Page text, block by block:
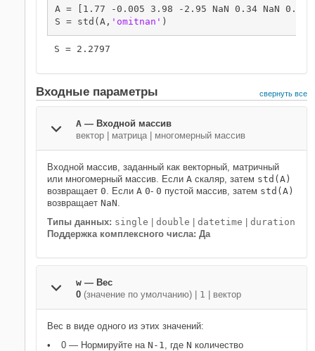
A = [1.77 -0.005 3.98 -2.95 NaN 0.34 NaN
S = std(A, 'omitnan' )
Входные параметры свернуть все
A — Входной массив
вектор
матрица многомерный массив
Входной массив, заданный как векторный, матричный
или многомерный массив. Если A скаляр, затем std(A)
возвращает 0. Если A 0- 0 пустой массив, затем std(A)
возвращает NaN.
Типы данных: single double datetime
duration
Поддержка комплексного числа: Да
w — Вес
0 (значение по умолчанию) | 1 вектор
Вес в виде одного из этих значений:
0 — Нормируйте на N-1, где N количество